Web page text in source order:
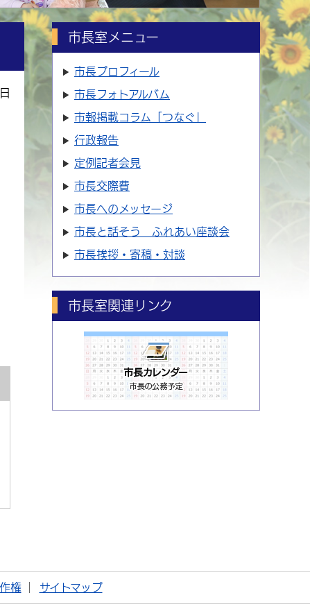
市長室メニュー
市長プロフィール
市長フォトアルバム
市報掲載コラム「つなぐ」
行政報告
定例記者会見
市長交際費
市長へのメッセージ
市長と話そう ふれあい座談会
市長挨拶・寄稿・対談
市長室関連リンク
権 サイトマップ